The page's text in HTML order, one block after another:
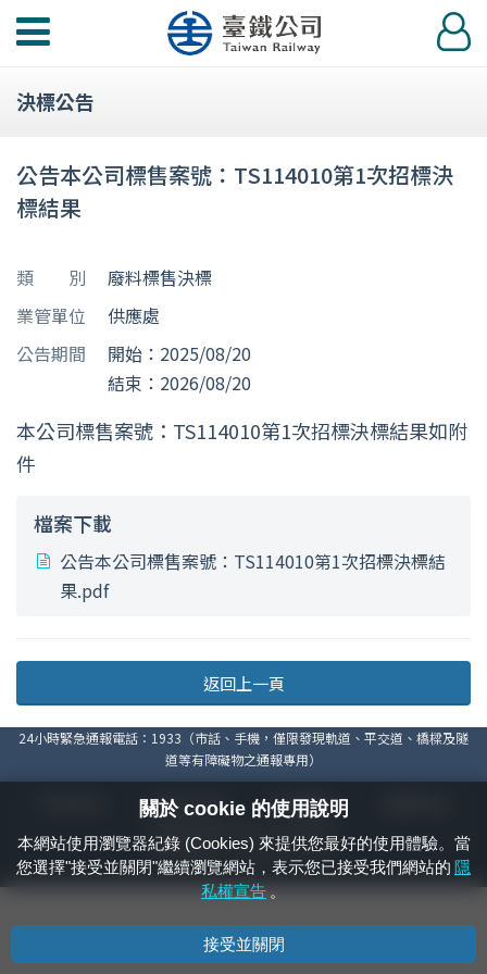
功
選
登
入
決標公告
公告本公司標售案號：TS114010第1次招標決
標結果
類 別
廢料標售決標
業管單位
供應處
公告期間
開始：2025/08/20
結束：2026/08/20
本公司標售案號：TS114010第1次招標決標結果如附
件
檔案下載
公告本公司標售案號：TS114010第1次招標決標結
果.pdf
返回上一頁
24小時緊急通報電話：1933（市話、手機，僅限發現軌道、平交道、橋樑及隧
道等有障礙物之通報專用）
資通安全政策 著作權聲明
國營臺灣鐵路股份有限公司 © 版權所有
本頁產生時間： 2026/08/08 06:45:53
關於 cookie 的使用說明
本網站使用瀏覽器紀錄 (Cookies) 來提供您最好的使用體驗。當
您選擇"接受並關閉"繼續瀏覽網站，表示您已接受我們網站的 隱
私權宣告 。
接受並關閉